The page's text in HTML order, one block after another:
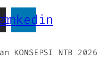
KONSEPSI NTB 2026